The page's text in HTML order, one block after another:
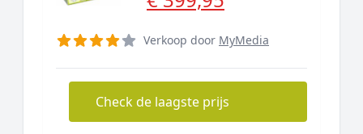
Verkoop door MyMedia
Check de laagste prijs